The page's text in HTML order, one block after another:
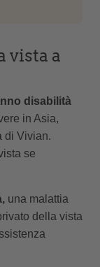
vista a
disabilità
in Asia,
di Vivian.
se
una malattia
della vista